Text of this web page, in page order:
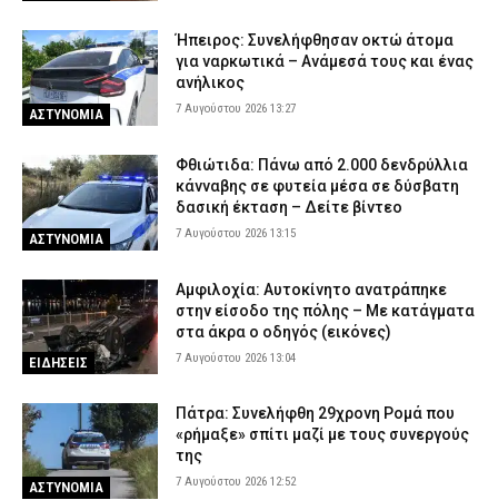
ΑΣΤΥΝΟΜΙΑ
Ήπειρος: Συνελήφθησαν οκτώ άτομα
για ναρκωτικά – Ανάμεσά τους και ένας
ανήλικος
7 Αυγούστου 2026 13:27
ΑΣΤΥΝΟΜΙΑ
Φθιώτιδα: Πάνω από 2.000 δενδρύλλια
κάνναβης σε φυτεία μέσα σε δύσβατη
δασική έκταση – Δείτε βίντεο
7 Αυγούστου 2026 13:15
ΕΙΔΗΣΕΙΣ
Αμφιλοχία: Αυτοκίνητο ανατράπηκε
στην είσοδο της πόλης – Με κατάγματα
στα άκρα ο οδηγός (εικόνες)
7 Αυγούστου 2026 13:04
ΑΣΤΥΝΟΜΙΑ
Πάτρα: Συνελήφθη 29χρονη Ρομά που
«ρήμαξε» σπίτι μαζί με τους συνεργούς
της
7 Αυγούστου 2026 12:52